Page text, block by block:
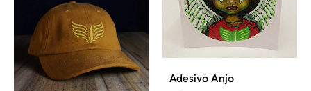
Adesivo Anjo